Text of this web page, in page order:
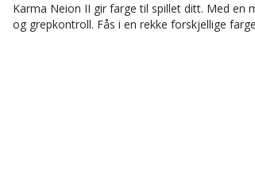
Karma Neion II gir farge til spillet ditt. Med
og grepkontroll. Fås i en rekke forskjellige